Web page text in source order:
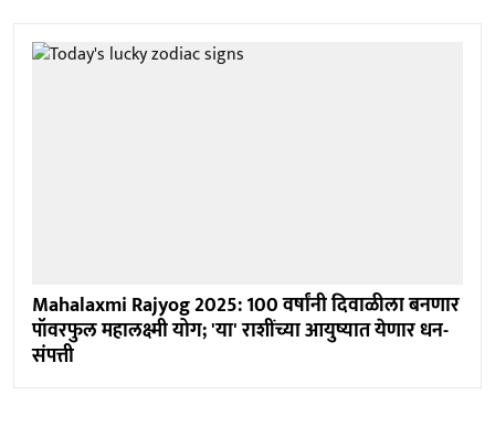
Mahalaxmi Rajyog 2025: 100 वर्षांनी दिवाळीला बनणार
पॉवरफुल महालक्ष्मी योग; 'या' राशींच्या आयुष्यात येणार धन-
संपत्ती